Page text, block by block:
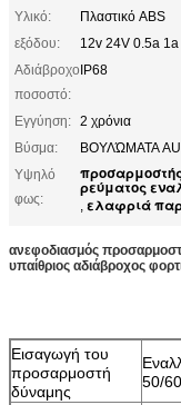
Υλικό:
Πλαστικό ABS
εξόδου:
12v 24V 0.5a
Αδιάβροχο
ποσοστό:
IP68
Εγγύηση: 2 χρόνια
Βύσμα:
ΒΟΥΛΏΜΑΤΑ
Υψηλό
φως:
ρεύματος
, ελαφριά
ανεφοδιασμός
υπαίθριος αδιάβροχος
Εισαγωγή του
προσαρμοστή
δύναμης
50/